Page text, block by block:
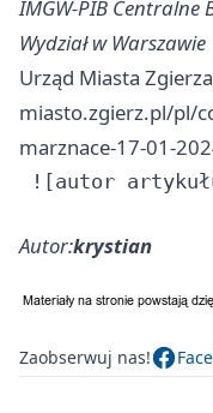
IMGW-PIB Centralne
Wydział w Warszawie
Urząd Miasta
miasto.zgierz.pl/pl/
marznace-17-01-
Autor:krystian
Zaobserwuj nas!